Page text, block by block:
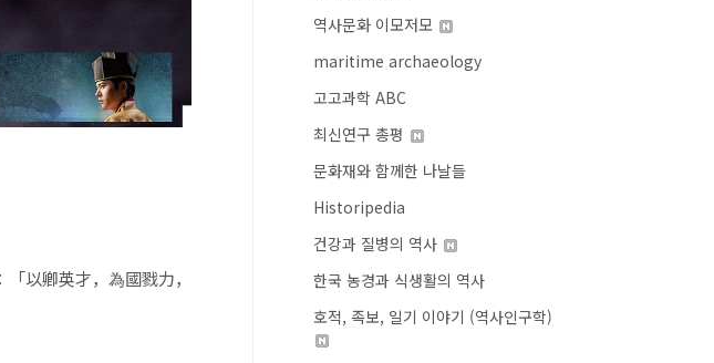
以卿英才，為國戮力，
역사문화 이모저모
maritime archaeology
고고과학 ABC
최신연구 총평
문화재와 함께한 나날들
Historipedia
건강과 질병의 역사
한국 농경과 식생활의 역사
호적, 족보, 일기 이야기 (역사인구학)